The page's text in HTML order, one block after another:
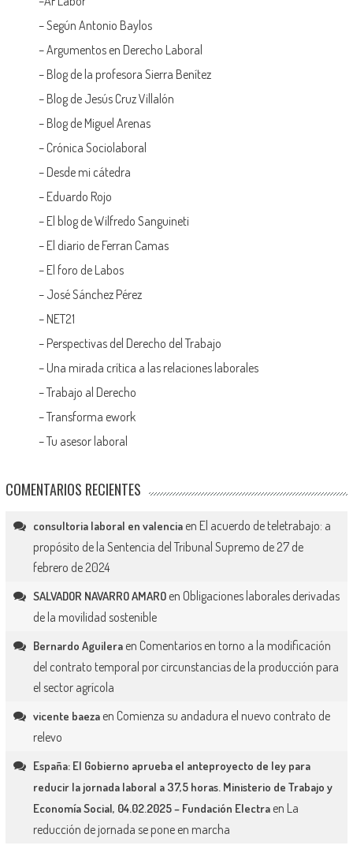
– Según Antonio Baylos
–Argumentos en Derecho Laboral
– Blog de la profesora Sierra Benítez
– Blog de Jesús Cruz Villalón
– Blog de Miguel Arenas
– Crónica Sociolaboral
– Desde mi cátedra
– Eduardo Rojo
– El blog de Wilfredo Sanguineti
– El diario de Ferran Camas
– El foro de Labos
– José Sánchez Pérez
– NET21
– Perspectivas del Derecho del Trabajo
– Una mirada crítica a las relaciones laborales
–Trabajo al Derecho
–Transforma ework
–Tu asesor laboral
COMENTARIOS RECIENTES
consultoria laboral en valenciaen El acuerdo de teletrabajo: a
propósito de la Sentencia del Tribunal Supremo de 27 de
febrero de 2024
SALVADOR NAVARRO AMAROen Obligaciones laborales derivadas
de la movilidad sostenible
Bernardo Aguileraen Comentarios en torno a la modificación
del contrato temporal por circunstancias de la producción para
el sector agrícola
vicente baezaen Comienza su andadura el nuevo contrato de
relevo
España: El Gobierno aprueba el anteproyecto de ley para
reducir la jornada laboral a 37,5 horas. Ministerio de Trabajo y
Economía Social, 04.02.2025 – Fundación Electraen La
reducción de jornada se pone en marcha